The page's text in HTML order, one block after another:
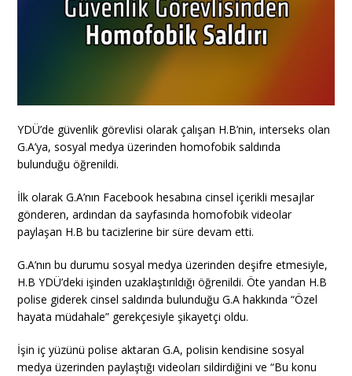
YDÜ’de güvenlik görevlisi olarak çalışan H.B’nin, interseks olan
G.A’ya, sosyal medya üzerinden homofobik saldırıda
bulunduğu öğrenildi.
İlk olarak G.A’nın Facebook hesabına cinsel içerikli mesajlar
gönderen, ardından da sayfasında homofobik videolar
paylaşan H.B bu tacizlerine bir süre devam etti.
G.A’nın bu durumu sosyal medya üzerinden deşifre etmesiyle,
H.B YDÜ’deki işinden uzaklaştırıldığı öğrenildi. Öte yandan H.B
polise giderek cinsel saldırıda bulunduğu G.A hakkında “Özel
hayata müdahale” gerekçesiyle şikayetçi oldu.
İşin iç yüzünü polise aktaran G.A, polisin kendisine sosyal
medya üzerinden paylaştığı videoları sildirdiğini ve “Bu konu